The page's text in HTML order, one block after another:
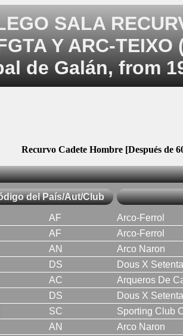
SALA
Y ARC-TEIXO
de Galán, from
Recurvo Cadete Hombre [Después de
del País/Aut/Club
AF Arco-Ferrol
AF Arco-Ferrol
AN Arco Naron
DS Dous X Setenta
AC Arqueros De
DS Dous X Setenta
SC Sporting Club
AN Arco Naron